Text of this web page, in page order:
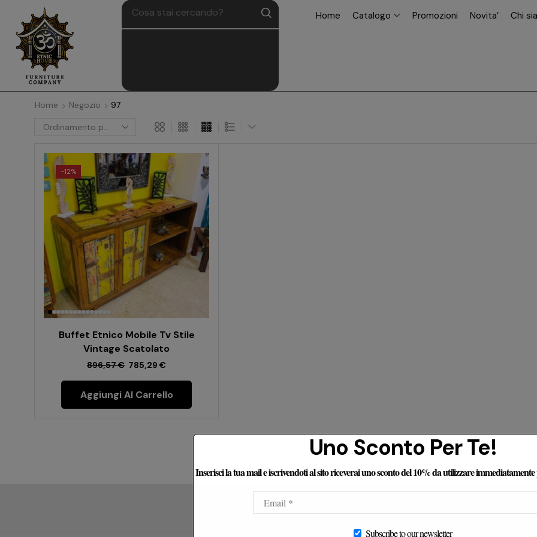
Home Catalogo Promozioni Novita’ Chi
Home Negozio 97
-12%
Buffet Etnico Mobile Tv Stile
Vintage Scatolato
896,57€ 785,29€
Aggiungi Al Carrello
Le Recensioni Dei Nostri Clienti
Uno Sconto Per Te!
Inserisci la tua mail e iscrivendoti al sito riceverai uno sconto del 10% da utilizzare
Subscribe to our newsletter